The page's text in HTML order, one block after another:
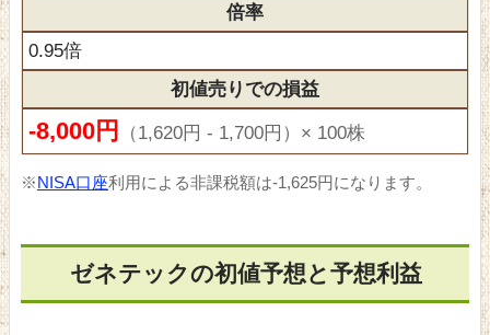
倍率
0.95倍
初値売りでの損益
-8,000円 （1,620円 - 1,700円）× 100株
※NISA口座利用による非課税額は-1,625円になります。
ゼネテックの初値予想と予想利益